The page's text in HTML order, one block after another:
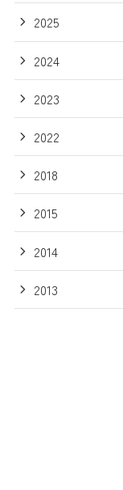
2025
2024
2023
2022
2018
2015
2014
2013